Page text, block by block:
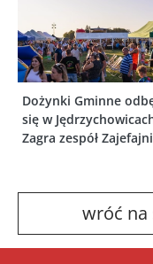
Dożynki Gminne
się w
Zagra zespół Zajefajni
wróć na